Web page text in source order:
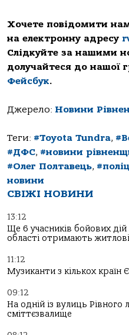
Хочете повідомити
на електронну адресу
Слідкуйте за нашими
долучайтеся до нашої
Фейсбук.
Джерело: Новини
Теги: #Toyota Tundra,
#ДФС, #новини
#Олег Полтавець,
новини
СВІЖІ НОВИНИ
13:12
Ще 6 учасників бойових
області отримають
11:12
Музиканти з кількох країн
09:12
На одній із вулиць Рівного
сміттєзвалище